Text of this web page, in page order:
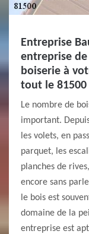
Entreprise
entreprise
boiserie à
tout le 81500
Le nombre de
important.
les volets, en
parquet, les
planches de
encore sans
le bois est
domaine de la
entreprise est